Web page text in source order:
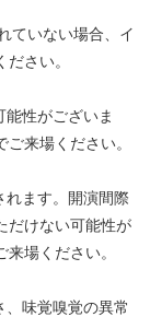
ていない場合、イ
さい。
性がございま
来場ください。
ます。開演間際
だけない可能性が
場ください。
味覚嗅覚の異常